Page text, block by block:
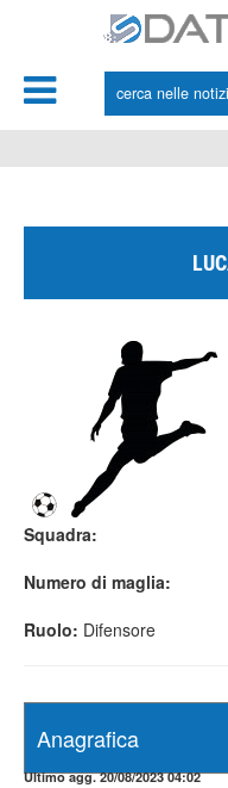
Squadra:
Numero di maglia:
Ruolo: Difensore
Ultimo agg. 20/08/2023 04:02